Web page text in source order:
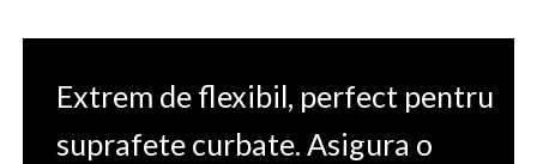
Extrem de flexibil, perfect pentru
suprafete curbate. Asigura o